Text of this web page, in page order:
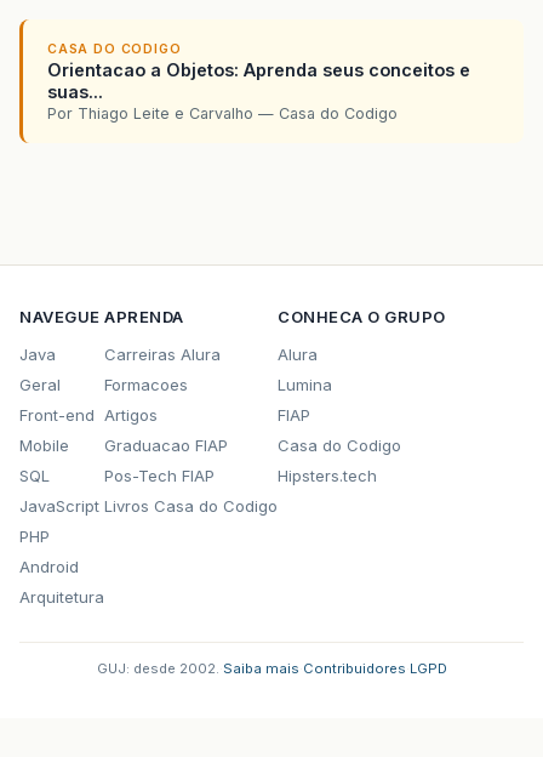
CASA DO CODIGO
Orientacao a Objetos: Aprenda seus conceitos e
suas...
Por Thiago Leite e Carvalho — Casa do Codigo
NAVEGUE
Java
Geral
Front-end
Mobile
SQL
JavaScript
PHP
Android
Arquitetura
APRENDA
Carreiras Alura
Formacoes
Artigos
Graduacao FIAP
Pos-Tech FIAP
Livros Casa do Codigo
CONHECA O GRUPO
Alura
Lumina
FIAP
Casa do Codigo
Hipsters.tech
GUJ: desde 2002. Saiba mais Contribuidores LGPD